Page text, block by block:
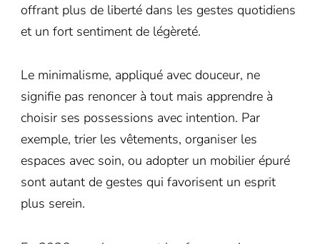
offrant plus de liberté dans les gestes quotidiens
et un fort sentiment de légèreté.
Le minimalisme, appliqué avec douceur, ne
signifie pas renoncer à tout mais apprendre à
choisir ses possessions avec intention. Par
exemple, trier les vêtements, organiser les
espaces avec soin, ou adopter un mobilier épuré
sont autant de gestes qui favorisent un esprit
plus serein.